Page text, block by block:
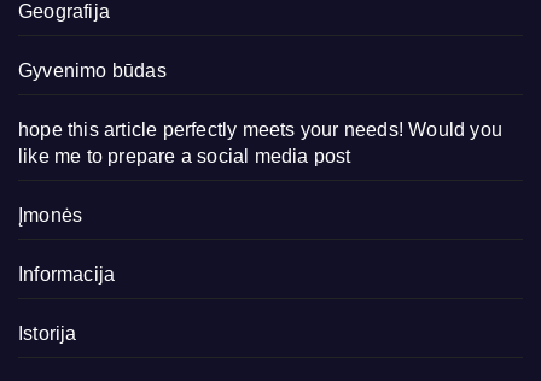
Geografija
Gyvenimo būdas
hope this article perfectly meets your needs! Would you
like me to prepare a social media post
Įmonės
Informacija
Istorija